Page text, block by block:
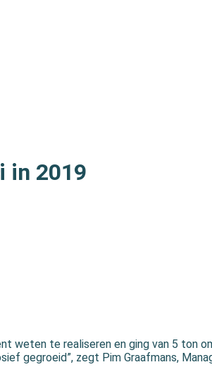
in 2019
weten te realiseren en ging van 5 ton
gegroeid”, zegt Pim Graafmans,